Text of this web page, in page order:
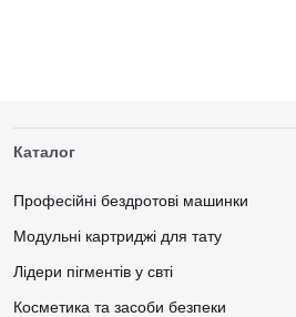
Каталог
Професійні бездротові машинки
Модульні картриджі для тату
Лідери пігментів у свті
Косметика та засоби безпеки